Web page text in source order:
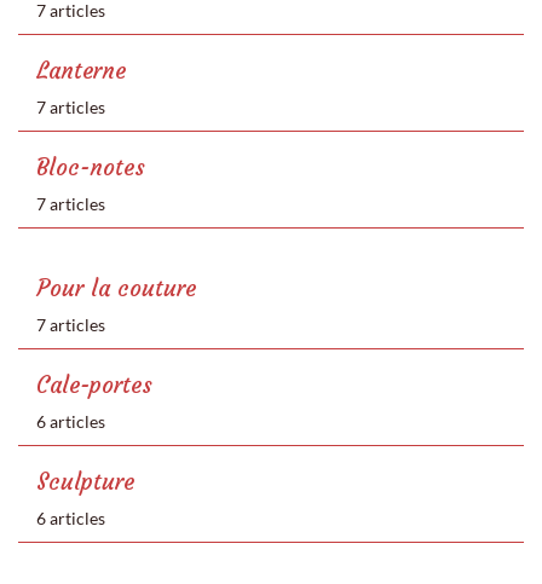
7 articles
Lanterne
7 articles
Bloc-notes
7 articles
Pour la couture
7 articles
Cale-portes
6 articles
Sculpture
6 articles